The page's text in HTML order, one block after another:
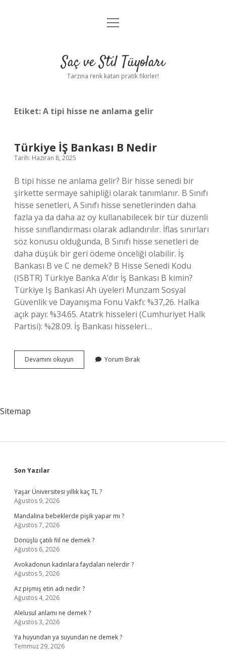
Anasayfa
Yasal Uyarı
menüyü
Saç ve Stil Tüyoları
Tarzına renk katan pratik fikirler!
Etiket:A tipi hisse ne anlama gelir
Türkiye İŞ Bankası B Nedir
Tarih: Haziran 8, 2025
B tipi hisse ne anlama gelir? Bir hisse senedi bir
şirkette sermaye sahipliği olarak tanımlanır. B Sınıfı
hisse senetleri, A Sınıfı hisse senetlerinden daha
fazla ya da daha az oy kullanabilecek bir tür düzenli
hisse sınıflandırması olarak adlandırılır. İflas sınırları
söz konusu olduğunda, B Sınıfı hisse senetleri de
daha düşük bir geri ödeme önceliği olabilir. İş
Bankası B ve C ne demek? B Hisse Senedi Kodu
(ISBTR) Türkiye Banka A’dır İş Bankası B kimin?
Türkiye Iş Bankasi Ah üyeleri Munzam Sosyal
Güvenlik ve Dayanışma Fonu Vakfı: %37,26. Halka
açık payı: %34.65. Atatrk hisseleri (Cumhuriyet Halk
Partisi): %28.09. İş Bankası hisseleri…
Devamını okuyun
İŞ
Yorum Bırak
Sitemap
Sidebar
Son Yazılar
Yaşar Üniversitesi yıllık kaç TL ?
Ağustos 9, 2026
Mandalina bebeklerde pişik yapar mı ?
Ağustos 7, 2026
Dönüşlü çatılı fiil ne demek ?
Ağustos 6, 2026
Avokadonun kadınlara faydaları nelerdir ?
Ağustos 5, 2026
Az pişmiş etin adı nedir ?
Ağustos 4, 2026
Alelusul anlamı ne demek ?
Ağustos 3, 2026
Ya huyundan ya suyundan ne demek ?
Temmuz 29, 2026